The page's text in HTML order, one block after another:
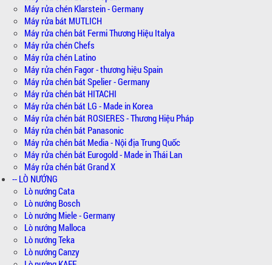
Máy rửa chén Klarstein - Germany
Máy rửa bát MUTLICH
Máy rửa chén bát Fermi Thương Hiệu Italya
Máy rửa chén Chefs
Máy rửa chén Latino
Máy rửa chén Fagor - thương hiệu Spain
Máy rửa chén bát Spelier - Germany
Máy rửa chén bát HITACHI
Máy rửa chén bát LG - Made in Korea
Máy rửa chén bát ROSIERES - Thương Hiệu Pháp
Máy rửa chén bát Panasonic
Máy rửa chén bát Media - Nội địa Trung Quốc
Máy rửa chén bát Eurogold - Made in Thái Lan
Máy rửa chén bát Grand X
-- LÒ NƯỚNG
Lò nướng Cata
Lò nướng Bosch
Lò nướng Miele - Germany
Lò nướng Malloca
Lò nướng Teka
Lò nướng Canzy